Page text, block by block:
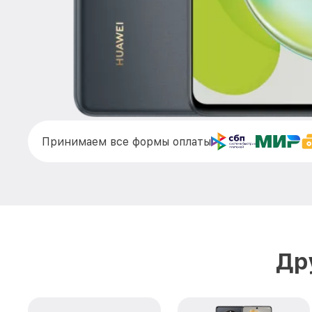
Принимаем все формы оплаты